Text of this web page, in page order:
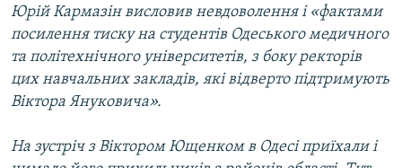
Юрій Кармазін висловив невдоволення і «фактами
посилення тиску на студентів Одеського медичного
та політехнічного університетів, з боку ректорів
цих навчальних закладів, які відверто підтримують
Віктора Януковича».
На зустріч з Віктором Ющенком в Одесі приїхали і